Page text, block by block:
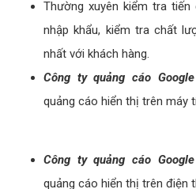
5.1 - Tư vấn quảng cáo
Hãy liên hệ ngay với